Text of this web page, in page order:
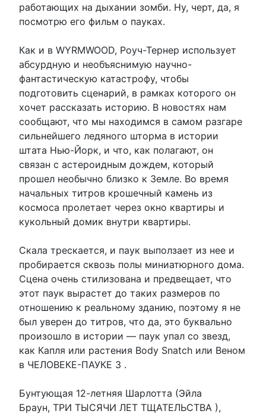
работающих на дыхании зомби. Ну, черт, да, я
посмотрю его фильм о пауках.
Как и в WYRMWOOD, Роуч-Тернер использует
абсурдную и необъяснимую научно-
фантастическую катастрофу, чтобы
подготовить сценарий, в рамках которого он
хочет рассказать историю. В новостях нам
сообщают, что мы находимся в самом разгаре
сильнейшего ледяного шторма в истории
штата Нью-Йорк, и что, как полагают, он
связан с астероидным дождем, который
прошел необычно близко к Земле. Во время
начальных титров крошечный камень из
космоса пролетает через окно квартиры и
кукольный домик внутри квартиры.
Скала трескается, и паук выползает из нее и
пробирается сквозь полы миниатюрного дома.
Сцена очень стилизована и предвещает, что
этот паук вырастет до таких размеров по
отношению к реальному зданию, поэтому я не
был уверен до титров, что да, это буквально
произошло в истории — паук упал со звезд,
как Капля или растения Body Snatch или Веном
в ЧЕЛОВЕКЕ-ПАУКЕ 3 .
Бунтующая 12-летняя Шарлотта (Эйла
Браун, ТРИ ТЫСЯЧИ ЛЕТ ТЩАТЕЛЬСТВА ),